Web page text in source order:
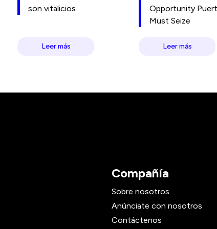
son vitalicios
Leer más
Opportunity
Must Seize
Leer más
Compañía
Sobre nosotros
Anúnciate con nosotros
Contáctenos